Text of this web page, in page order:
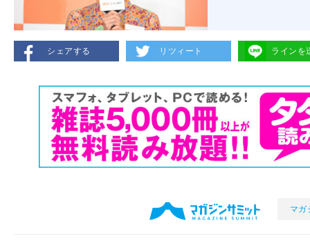
シェアする リツィート ラインを
マガ